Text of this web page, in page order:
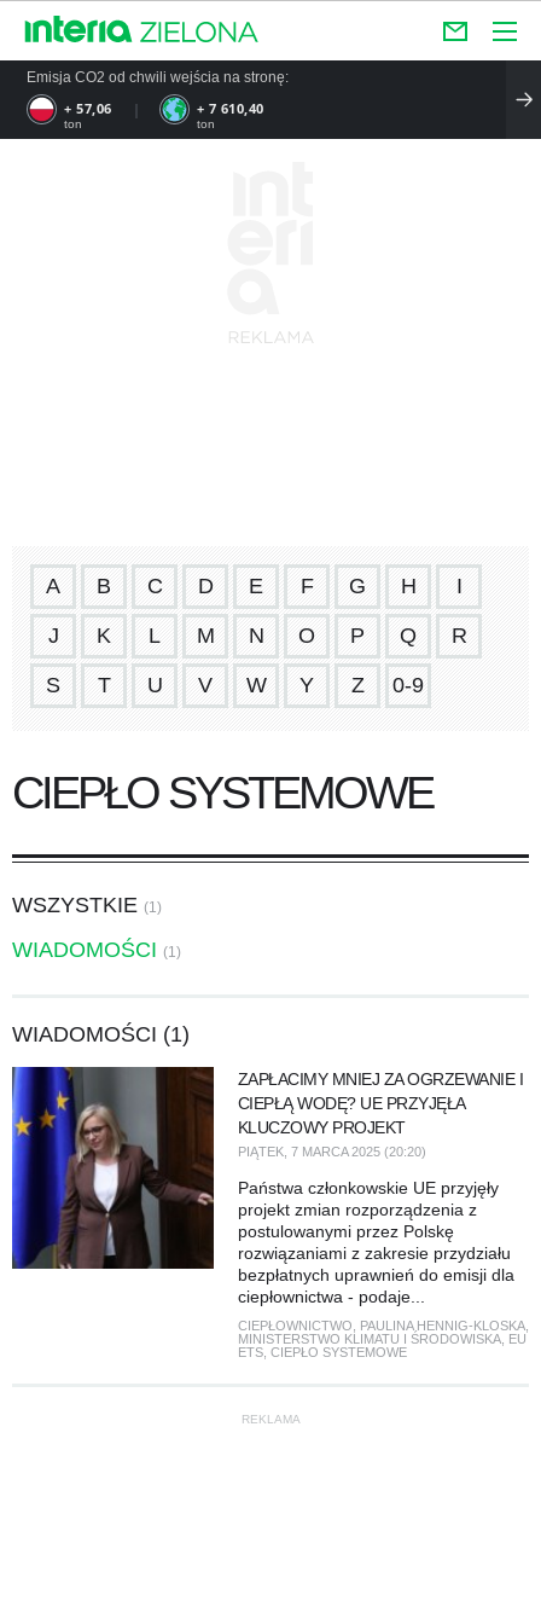
Emisja CO2 od chwili wejścia na stronę:
+ 57,06
ton
+ 7 610,40
ton
A B C D E F G H I
J K L M N O P Q R
S T U V W Y Z 0-9
CIEPŁO SYSTEMOWE
WSZYSTKIE (1)
WIADOMOŚCI (1)
WIADOMOŚCI (1)
ZAPŁACIMY MNIEJ ZA OGRZEWANIE I
CIEPŁĄ WODĘ? UE PRZYJĘŁA
KLUCZOWY PROJEKT
PIĄTEK, 7 MARCA 2025 (20:20)
Państwa członkowskie UE przyjęły
projekt zmian rozporządzenia z
postulowanymi przez Polskę
rozwiązaniami z zakresie przydziału
bezpłatnych uprawnień do emisji dla
ciepłownictwa - podaje...
CIEPŁOWNICTWO PAULINA HENNIG-KLOSKA,
MINISTERSTWO KLIMATU I ŚRODOWISKA, EU
ETS, CIEPŁO SYSTEMOWE
REKLAMA